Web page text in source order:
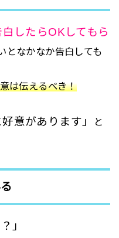
白したらOKしてもら
となかなか告白しても
は伝えるべき！
意があります」
と
」